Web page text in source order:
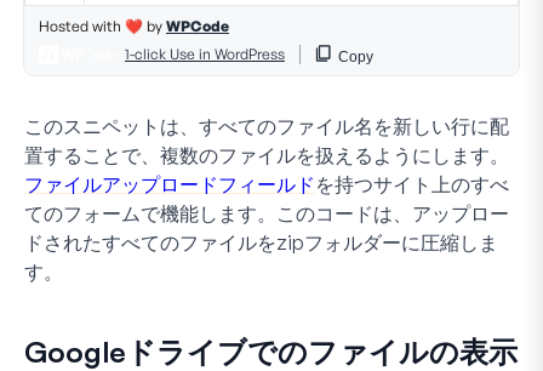
このスニペットは、すべてのファイル名を新しい行に配
置することで、複数のファイルを扱えるようにします。
ファイルアップロードフィールド を持つサイト上のすべ
てのフォームで機能します。このコードは、アップロー
ドされたすべてのファイルをzipフォルダーに圧縮しま
す。
Googleドライブでのファイルの表示